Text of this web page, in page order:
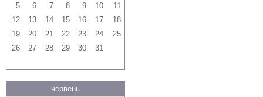
5
6 7 8 9 10
11
12
13 14 15 16 17
18
19
20 21 22 23 24
25
26
27 28 29 30 31
червень